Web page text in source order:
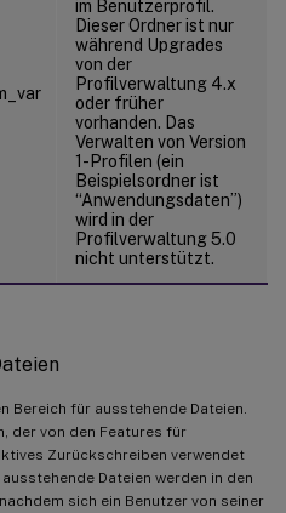
im Benutzerprofil.
Dieser Ordner ist nur
während Upgrades
von der
Profilverwaltung 4.x
oder früher
vorhanden. Das
Verwalten von Version
1-Profilen (ein
Beispielsordner ist
“Anwendungsdaten”)
wird in der
Profilverwaltung 5.0
nicht unterstützt.
Bereich für ausstehende Dateien.
der von den Features für
Zurückschreiben verwendet
Dateien werden in den
sich ein Benutzer von seiner